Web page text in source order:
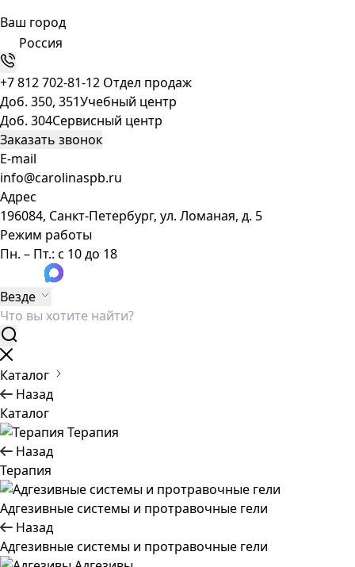
Ваш город
Россия
+7 812 702-81-12 Отдел продаж
Доб. 350, 351Учебный центр
Доб. 304Сервисный центр
Заказать звонок
E-mail
info@carolinaspb.ru
Адрес
196084, Санкт-Петербург, ул. Ломаная, д. 5
Режим работы
Пн. – Пт.: с 10 до 18
Везде
Каталог
Назад
Каталог
Терапия
Назад
Терапия
Адгезивные системы и протравочные гели
Назад
Адгезивные системы и протравочные гели